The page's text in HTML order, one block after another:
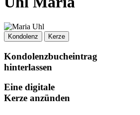
Kondolenz Kerze
Kondolenzbucheintrag
hinterlassen
Eine digitale
Kerze anzünden